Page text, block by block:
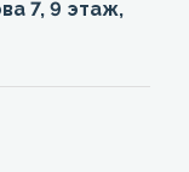
7, 9 этаж,